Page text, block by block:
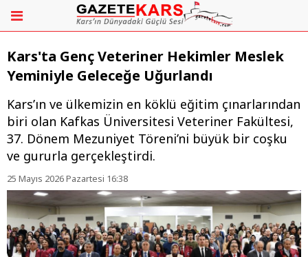
Kars'ta Genç Veteriner Hekimler Meslek
Yeminiyle Geleceğe Uğurlandı
Kars’ın ve ülkemizin en köklü eğitim çınarlarından
biri olan Kafkas Üniversitesi Veteriner Fakültesi,
37. Dönem Mezuniyet Töreni’ni büyük bir coşku
ve gururla gerçekleştirdi.
25 Mayıs 2026 Pazartesi 16:38